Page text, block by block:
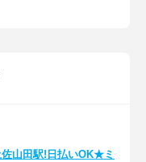
佐山田駅!日払いOK★ミ